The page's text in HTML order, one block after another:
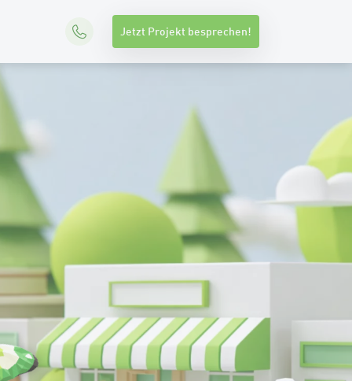
Jetzt Projekt besprechen!